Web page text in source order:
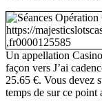
Un appellation
façon vers J’ai
25.65 €. Vous devez
temps de sur ce point